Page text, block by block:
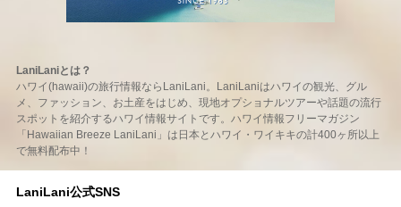
LaniLaniとは？
ハワイ(hawaii)の旅行情報ならLaniLani。LaniLaniはハワイの観光、グル
メ、ファッション、お土産をはじめ、現地オプショナルツアーや話題の流行
スポットを紹介するハワイ情報サイトです。ハワイ情報フリーマガジン
「Hawaiian Breeze LaniLani」は日本とハワイ・ワイキキの計400ヶ所以上
で無料配布中！
LaniLani公式SNS